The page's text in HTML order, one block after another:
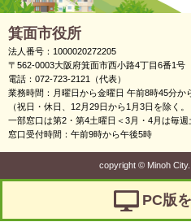
箕面市役所
法人番号：1000020272205
〒562-0003大阪府箕面市西小路4丁目6番1号
電話：072-723-2121（代表）
業務時間：月曜日から金曜日 午前8時45分か
（祝日・休日、12月29日から1月3日を除く。
一部窓口は第2・第4土曜日＜3月・4月は毎週
窓口受付時間：午前9時から午後5時
copyright ©Minoh
PC版